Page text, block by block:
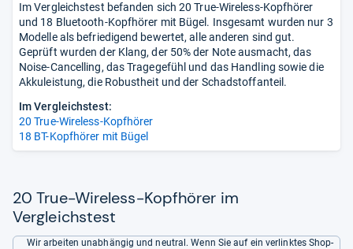
und
lassen
sich
mit
Im Vergleichstest befanden sich 20 True-Wireless-Kopfhörer
und 18 Bluetooth-Kopfhörer mit Bügel. Insgesamt wurden nur 3
Modelle als befriedigend bewertet, alle anderen sind gut.
Geprüft wurden der Klang, der 50% der Note ausmacht, das
Noise-Cancelling, das Tragegefühl und das Handling sowie die
Akkuleistung, die Robustheit und der Schadstoffanteil.
Im Vergleichstest:
20 True-Wireless-Kopfhörer
18 BT-Kopfhörer mit Bügel
20 True-Wireless-Kopfhörer im
Vergleichstest
Wir arbeiten unabhängig und neutral. Wenn Sie auf ein verlinktes Shop-